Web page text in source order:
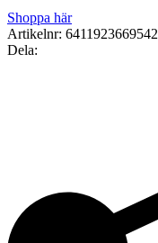
Shoppa här
Artikelnr: 6411923669542
Dela: